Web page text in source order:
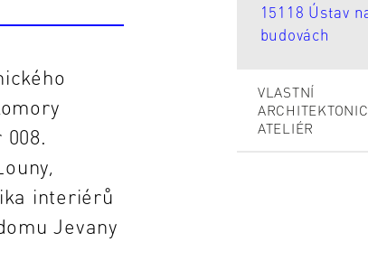
interiérů
Jevany
15118 Ústav
budovách
VLASTNÍ
ATELIÉR